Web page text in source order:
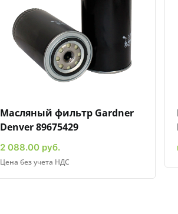
Быстрый просмотрДобавить к сравнениюДобавить в избранное
Масляный фильтр Gardner
Denver 89675429
2 088.00 руб.
Цена без учета НДС